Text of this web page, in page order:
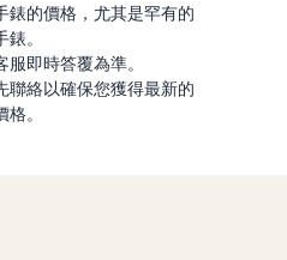
錶的價格，尤其是罕有的
錶。
服即時答覆為準。
聯絡以確保您獲得最新的
格。